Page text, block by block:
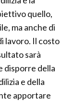
quello,
ma anche di
lavoro. Il costo
sarà
disporre della
e della
apportare